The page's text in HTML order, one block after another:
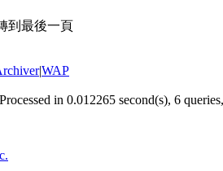
到最後一頁
|WAP
Processed in 0.012265 second(s), 6